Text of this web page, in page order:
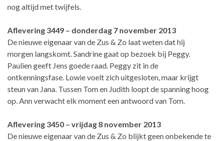
nog altijd met twijfels.
Aflevering 3449 – donderdag 7 november 2013
De nieuwe eigenaar van de Zus & Zo laat weten dat hij
morgen langskomt. Sandrine gaat op bezoek bij Peggy.
Paulien geeft Jens goede raad. Peggy zit in de
ontkenningsfase. Lowie voelt zich uitgesloten, maar krijgt
steun van Jana. Tussen Tom en Judith loopt de spanning hoog
op. Ann verwacht elk moment een antwoord van Tom.
Aflevering 3450 – vrijdag 8 november 2013
De nieuwe eigenaar van de Zus & Zo blijkt geen onbekende te